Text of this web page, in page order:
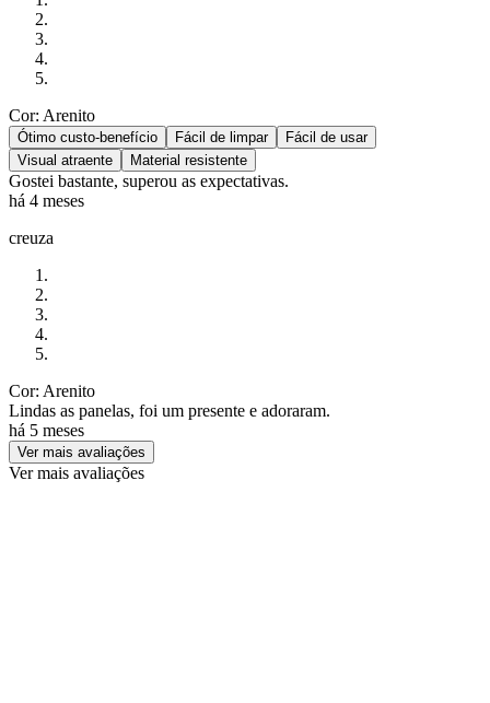
Cor: Arenito
Ótimo custo-benefício Fácil de limpar
Fácil de usar
Visual atraente
Material resistente
Gostei bastante, superou as expectativas.
há 4 meses
creuza
Cor: Arenito
Lindas as panelas, foi um presente e adoraram.
há 5 meses
Ver mais avaliações
Ver mais avaliações